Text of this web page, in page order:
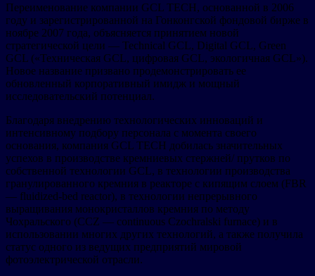
Переименование компании GCL TECH, основанной в 2006
году и зарегистрированной на Гонконгской фондовой бирже в
ноябре 2007 года, объясняется принятием новой
стратегической цели — Technical GCL, Digital GCL, Green
GCL («Техническая GCL, цифровая GCL, экологичная GCL»).
Новое название призвано продемонстрировать ее
обновленный корпоративный имидж и мощный
исследовательский потенциал.
Благодаря внедрению технологических инноваций и
интенсивному подбору персонала с момента своего
основания, компания GCL TECH добилась значительных
успехов в производстве кремниевых стержней/ прутков по
собственной технологии GCL, в технологии производства
гранулированного кремния в реакторе с кипящим слоем (FBR
— fluidized-bed reactor), в технологии непрерывного
выращивания монокристаллов кремния по методу
Чохральского (CCZ — continuous Czochralski furnace) и в
использовании многих других технологий, а также получила
статус одного из ведущих предприятий мировой
фотоэлектрической отрасли.